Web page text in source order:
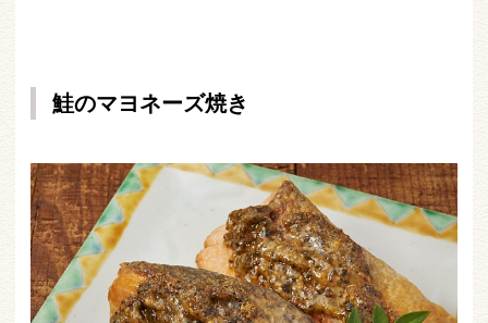
鮭のマヨネーズ焼き